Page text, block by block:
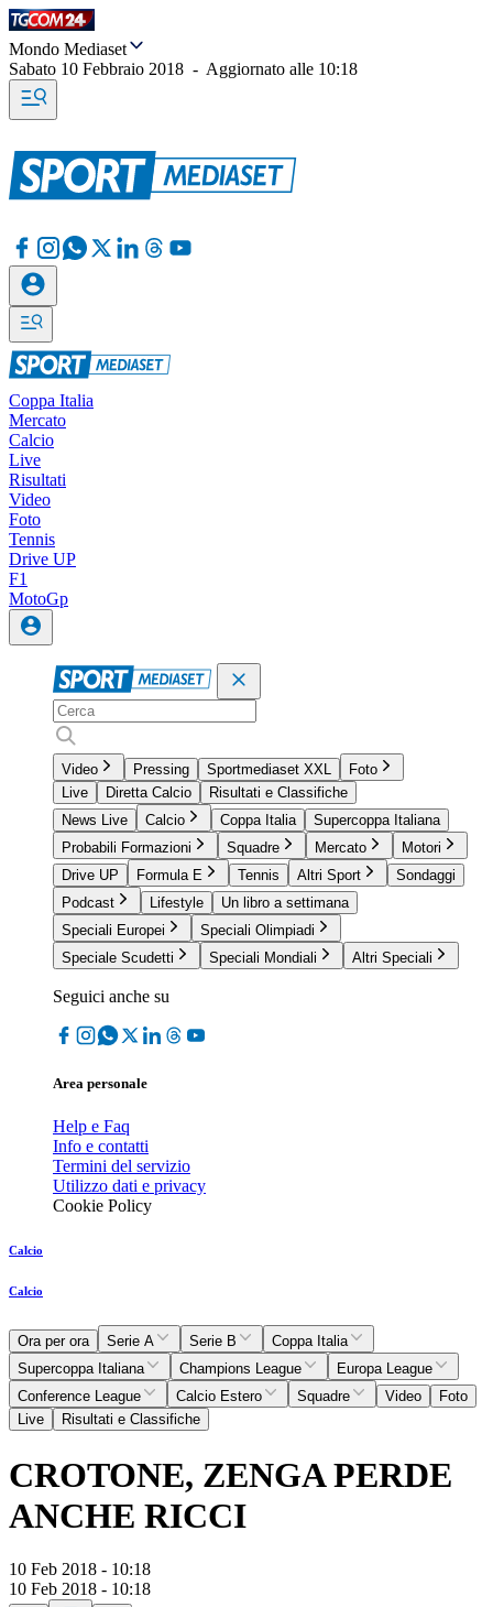
Mondo Mediaset
Sabato 10 Febbraio 2018 - Aggiornato alle 10:18
Coppa Italia
Mercato
Calcio
Live
Risultati
Video
Foto
Tennis
Drive UP
F1
MotoGp
Video Pressing Sportmediaset XXL
Foto
Live
Diretta Calcio
Risultati e Classifiche
News Live
Calcio Coppa Italia
Supercoppa Italiana
Probabili Formazioni
Squadre Mercato
Motori
Drive UP
Formula E Tennis Altri Sport
Sondaggi
Podcast
Lifestyle
Un libro a settimana
Speciali Europei
Speciali Olimpiadi
Speciale Scudetti
Speciali Mondiali Altri Speciali
Seguici anche su
Area personale
Help e Faq
Info e contatti
Termini del servizio
Utilizzo dati e privacy
Cookie Policy
Calcio
Calcio
Ora per ora Serie A Serie B
Coppa Italia
Supercoppa Italiana
Champions League
Europa League
Conference League
Calcio Estero Squadre Video
Foto
Live
Risultati e Classifiche
CROTONE, ZENGA PERDE
ANCHE RICCI
10 Feb 2018 - 10:18
10 Feb 2018 - 10:18